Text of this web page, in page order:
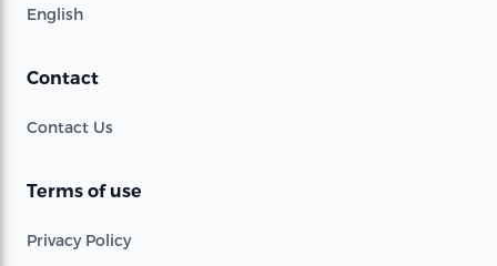
English
Contact
Contact Us
Terms of use
Privacy Policy